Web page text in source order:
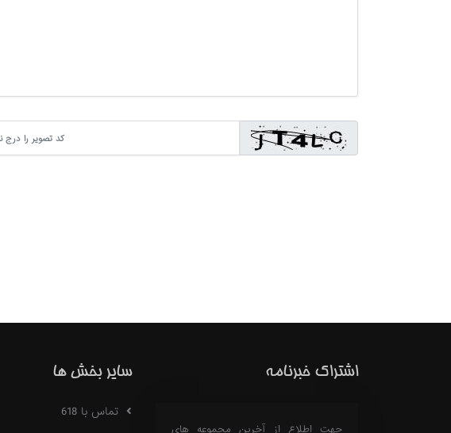
اشتراک خبرنامه
جهت اطلاع از آخرین مجموعه های
سایر بخش ها
تماس با 618